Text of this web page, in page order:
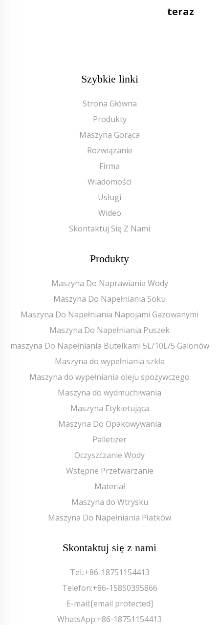
teraz
Szybkie linki
Strona Główna
Produkty
Maszyna Gorąca
Rozwiązanie
Firma
Wiadomości
Usługi
Wideo
Skontaktuj Się Z Nami
Produkty
Maszyna Do Naprawiania Wody
Maszyna Do Napełniania Soku
Maszyna Do Napełniania Napojami Gazowanymi
Maszyna Do Napełniania Puszek
maszyna Do Napełniania Butelkami 5L/10L/5 Galonów
Maszyna do wypełniania szkła
Maszyna do wypełniania oleju spożywczego
Maszyna do wydmuchiwania
Maszyna Etykietująca
Maszyna Do Opakowywania
Palletizer
Oczyszczanie Wody
Wstępne Przetwarzanie
Materiał
Maszyna do Wtrysku
Maszyna Do Napełniania Płatków
Skontaktuj się z nami
Tel.:+86-18751154413
Telefon:+86-15850395866
E-mail:[email protected]
WhatsApp:+86-18751154413